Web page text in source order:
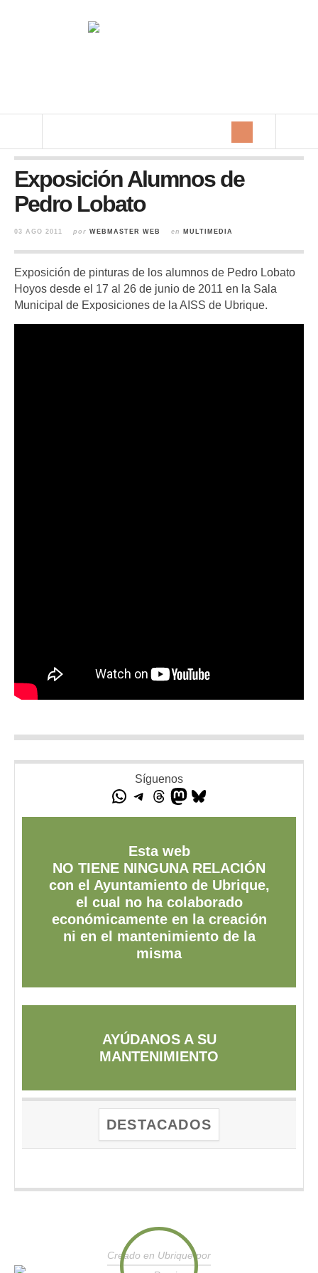
Exposición Alumnos de
Pedro Lobato
03 AGO 2011 por WEBMASTER WEB en MULTIMEDIA
Exposición de pinturas de los alumnos de Pedro Lobato
Hoyos desde el 17 al 26 de junio de 2011 en la Sala
Municipal de Exposiciones de la AISS de Ubrique.
Síguenos
Esta web
NO TIENE NINGUNA RELACIÓN
con el Ayuntamiento de Ubrique,
el cual no ha colaborado
económicamente en la creación
ni en el mantenimiento de la
misma
AYÚDANOS A SU
MANTENIMIENTO
DESTACADOS
Creado en Ubrique por